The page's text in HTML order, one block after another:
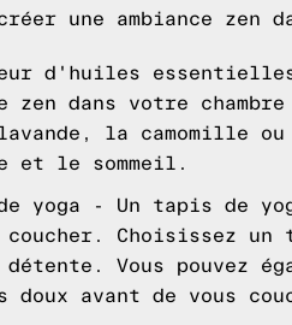
une ambiance zen
d'huiles
zen dans votre
lavande, la camomille
et le sommeil.
yoga - Un tapis de
coucher. Choisissez
détente. Vous pouvez
doux avant de vous